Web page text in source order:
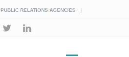
PUBLIC RELATIONS AGENCIES